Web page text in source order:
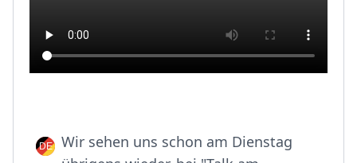
Wir sehen uns schon am Dienstag